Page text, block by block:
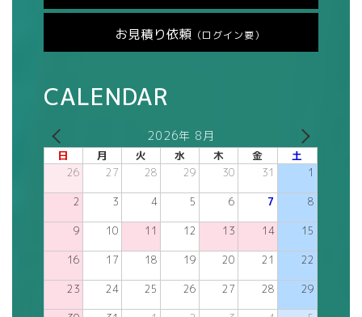
お見積り依頼 （ログイン要）
CALENDAR
2026年 8月
日 月 火 水 木 金 土
26 27 28 29 30 31 1
2 3 4 5 6 7 8
9 10 11 12 13 14 15
16 17 18 19 20 21 22
23 24 25 26 27 28 29